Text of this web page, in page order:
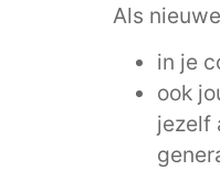
Als
in je
ook
jezelf